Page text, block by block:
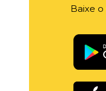
Baixe o